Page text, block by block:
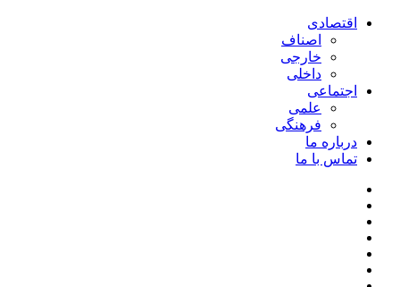
اقتصادی
اصناف
خارجی
داخلی
اجتماعی
علمی
فرهنگی
درباره ما
تماس با ما